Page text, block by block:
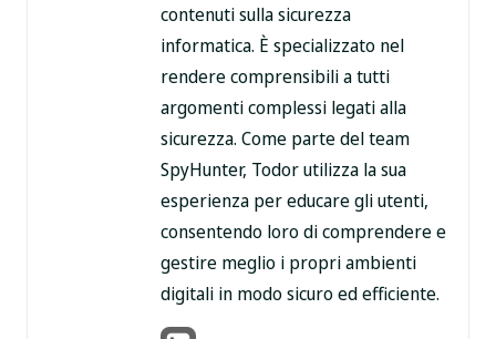
contenuti sulla sicurezza
informatica. È specializzato nel
rendere comprensibili a tutti
argomenti complessi legati alla
sicurezza. Come parte del team
SpyHunter, Todor utilizza la sua
esperienza per educare gli utenti,
consentendo loro di comprendere e
gestire meglio i propri ambienti
digitali in modo sicuro ed efficiente.